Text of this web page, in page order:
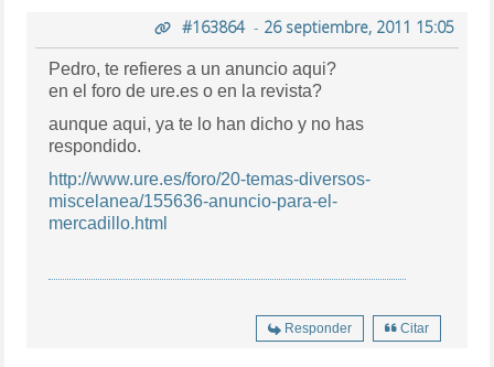
#163864- 26 septiembre, 2011 15:05
Pedro, te refieres a un anuncio aqui?
en el foro de ure.es o en la revista?
aunque aqui, ya te lo han dicho y no has
respondido.
http://www.ure.es/foro/20-temas-diversos-
miscelanea/155636-anuncio-para-el-
mercadillo.html
Responder Citar